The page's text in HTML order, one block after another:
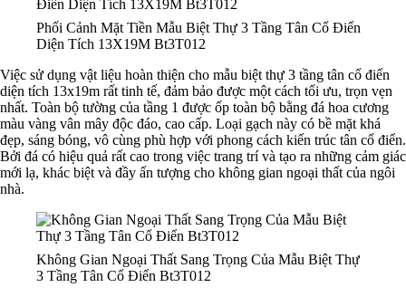
Phối Cảnh Mặt Tiền Mẫu Biệt Thự 3 Tầng Tân Cổ Điển
Diện Tích 13X19M Bt3T012
Việc sử dụng vật liệu hoàn thiện cho mẫu biệt thự 3 tầng tân cổ điển
diện tích 13x19m rất tinh tế, đảm bảo được một cách tối ưu, trọn vẹn
nhất. Toàn bộ tường của tầng 1 được ốp toàn bộ bằng đá hoa cương
màu vàng vân mây độc đáo, cao cấp. Loại gạch này có bề mặt khá
đẹp, sáng bóng, vô cùng phù hợp với phong cách kiến trúc tân cổ điển.
Bởi đá có hiệu quả rất cao trong việc trang trí và tạo ra những cảm giác
mới lạ, khác biệt và đầy ấn tượng cho không gian ngoại thất của ngôi
nhà.
Không Gian Ngoại Thất Sang Trọng Của Mẫu Biệt Thự
3 Tầng Tân Cổ Điển Bt3T012